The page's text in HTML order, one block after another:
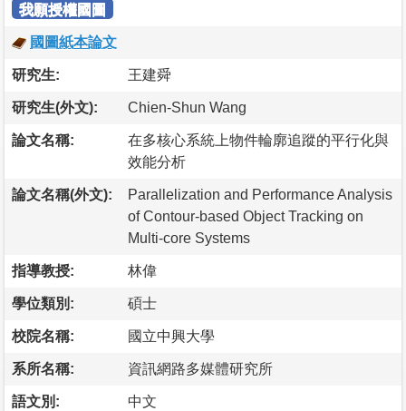
我願授權國圖
國圖紙本論文
研究生: 王建舜
研究生(外文): Chien-Shun Wang
論文名稱:
在多核心系統上物件輪廓追蹤的平行化與
效能分析
論文名稱(外文):
Parallelization and Performance Analysis
of Contour-based Object Tracking on
Multi-core Systems
指導教授: 林偉
學位類別: 碩士
校院名稱: 國立中興大學
系所名稱: 資訊網路多媒體研究所
語文別: 中文